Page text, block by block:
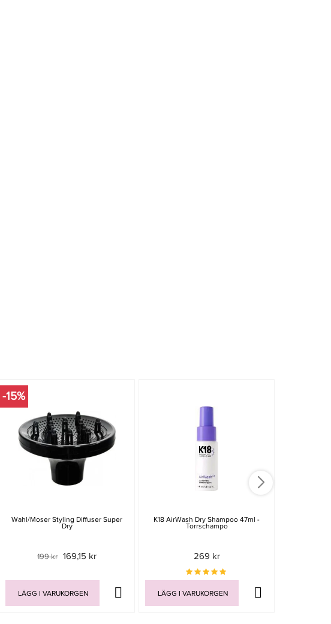
-15%
Wahl/Moser Styling Diffuser Super
Dry
199 kr 169,15 kr
LÄGG I VARUKORGEN
K18 AirWash Dry Shampoo 47ml -
Torrschampo
269 kr
LÄGG I VARUKORGEN